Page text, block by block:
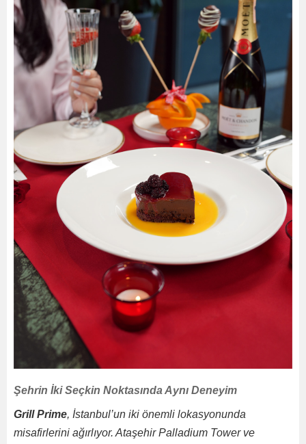
Şehrin İki Seçkin Noktasında Aynı Deneyim
Grill Prime, İstanbul’un iki önemli lokasyonunda
misafirlerini ağırlıyor. Ataşehir Palladium Tower ve